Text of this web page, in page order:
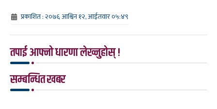
प्रकाशित : २०७६ आश्विन १२, आईतवार ०५:४९
तपाई आफ्नो धारणा लेख्नुहोस् !
सम्बन्धित खबर